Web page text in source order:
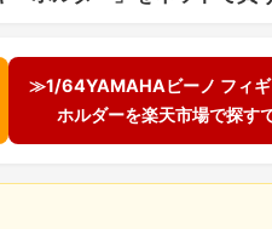
≫1/64YAMAHAビーノ フィギ
ホルダーを楽天市場で探す